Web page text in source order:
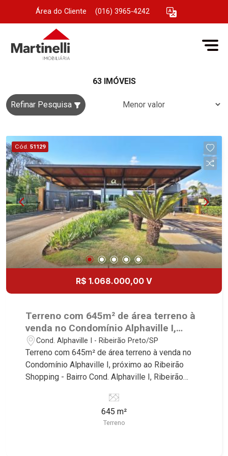
Área do Cliente (016) 3965-4242
63 IMÓVEIS
Refinar Pesquisa
Cód. 51129
R$ 1.068.000,00 V
Terreno com 645m² de área terreno à
venda no Condomínio Alphaville I,
próximo ao Ribeirão Shopping -
Ribeirão Preto/SP.
Cond. Alphaville I - Ribeirão Preto/SP
Terreno com 645m² de área terreno à venda no
Condomínio Alphaville I, próximo ao Ribeirão
Shopping - Bairro Cond. Alphaville I, Ribeirão
imóvel que a Martinelli Imobiliária selecionou
fechado - Portaria 24hr Martinelli Imobiliária -
645 m²
Terreno